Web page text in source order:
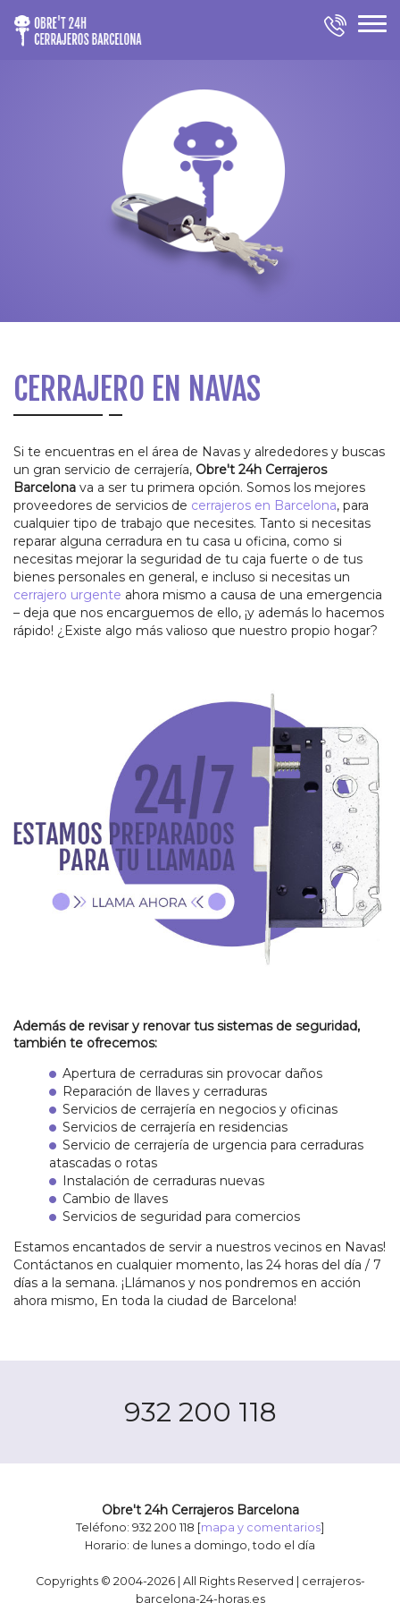
INICIO
SERVICIOS
ZONAS DE SERVICIO
ESTIMACIÓN GRATUITA
MAPA DEL SITIO
CERRAJERO EN NAVAS
Si te encuentras en el área de Navas y alrededores y buscas
un gran servicio de cerrajería, Obre't 24h Cerrajeros
Barcelona va a ser tu primera opción. Somos los mejores
proveedores de servicios de cerrajeros en Barcelona, para
cualquier tipo de trabajo que necesites. Tanto si necesitas
reparar alguna cerradura en tu casa u oficina, como si
necesitas mejorar la seguridad de tu caja fuerte o de tus
bienes personales en general, e incluso si necesitas un
cerrajero urgente ahora mismo a causa de una emergencia
– deja que nos encarguemos de ello, ¡y además lo hacemos
rápido! ¿Existe algo más valioso que nuestro propio hogar?
Además de revisar y renovar tus sistemas de seguridad,
también te ofrecemos:
Apertura de cerraduras sin provocar daños
Reparación de llaves y cerraduras
Servicios de cerrajería en negocios y oficinas
Servicios de cerrajería en residencias
Servicio de cerrajería de urgencia para cerraduras
atascadas o rotas
Instalación de cerraduras nuevas
Cambio de llaves
Servicios de seguridad para comercios
Estamos encantados de servir a nuestros vecinos en Navas!
Contáctanos en cualquier momento, las 24 horas del día / 7
días a la semana. ¡Llámanos y nos pondremos en acción
ahora mismo, En toda la ciudad de Barcelona!
932 200 118
Obre't 24h Cerrajeros Barcelona
Teléfono: 932 200 118 [mapa y comentarios]
Horario: de lunes a domingo, todo el día
Copyrights © 2004-2026 | All Rights Reserved | cerrajeros-
barcelona-24-horas.es